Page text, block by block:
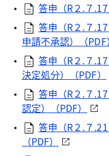
答申（R２.７
答申（R２.７
申請不承認）（PDF）
答申（R２.７
決定処分）（PDF）
答申（R２.７
認定）（PDF）
答申（R２.７
（PDF）